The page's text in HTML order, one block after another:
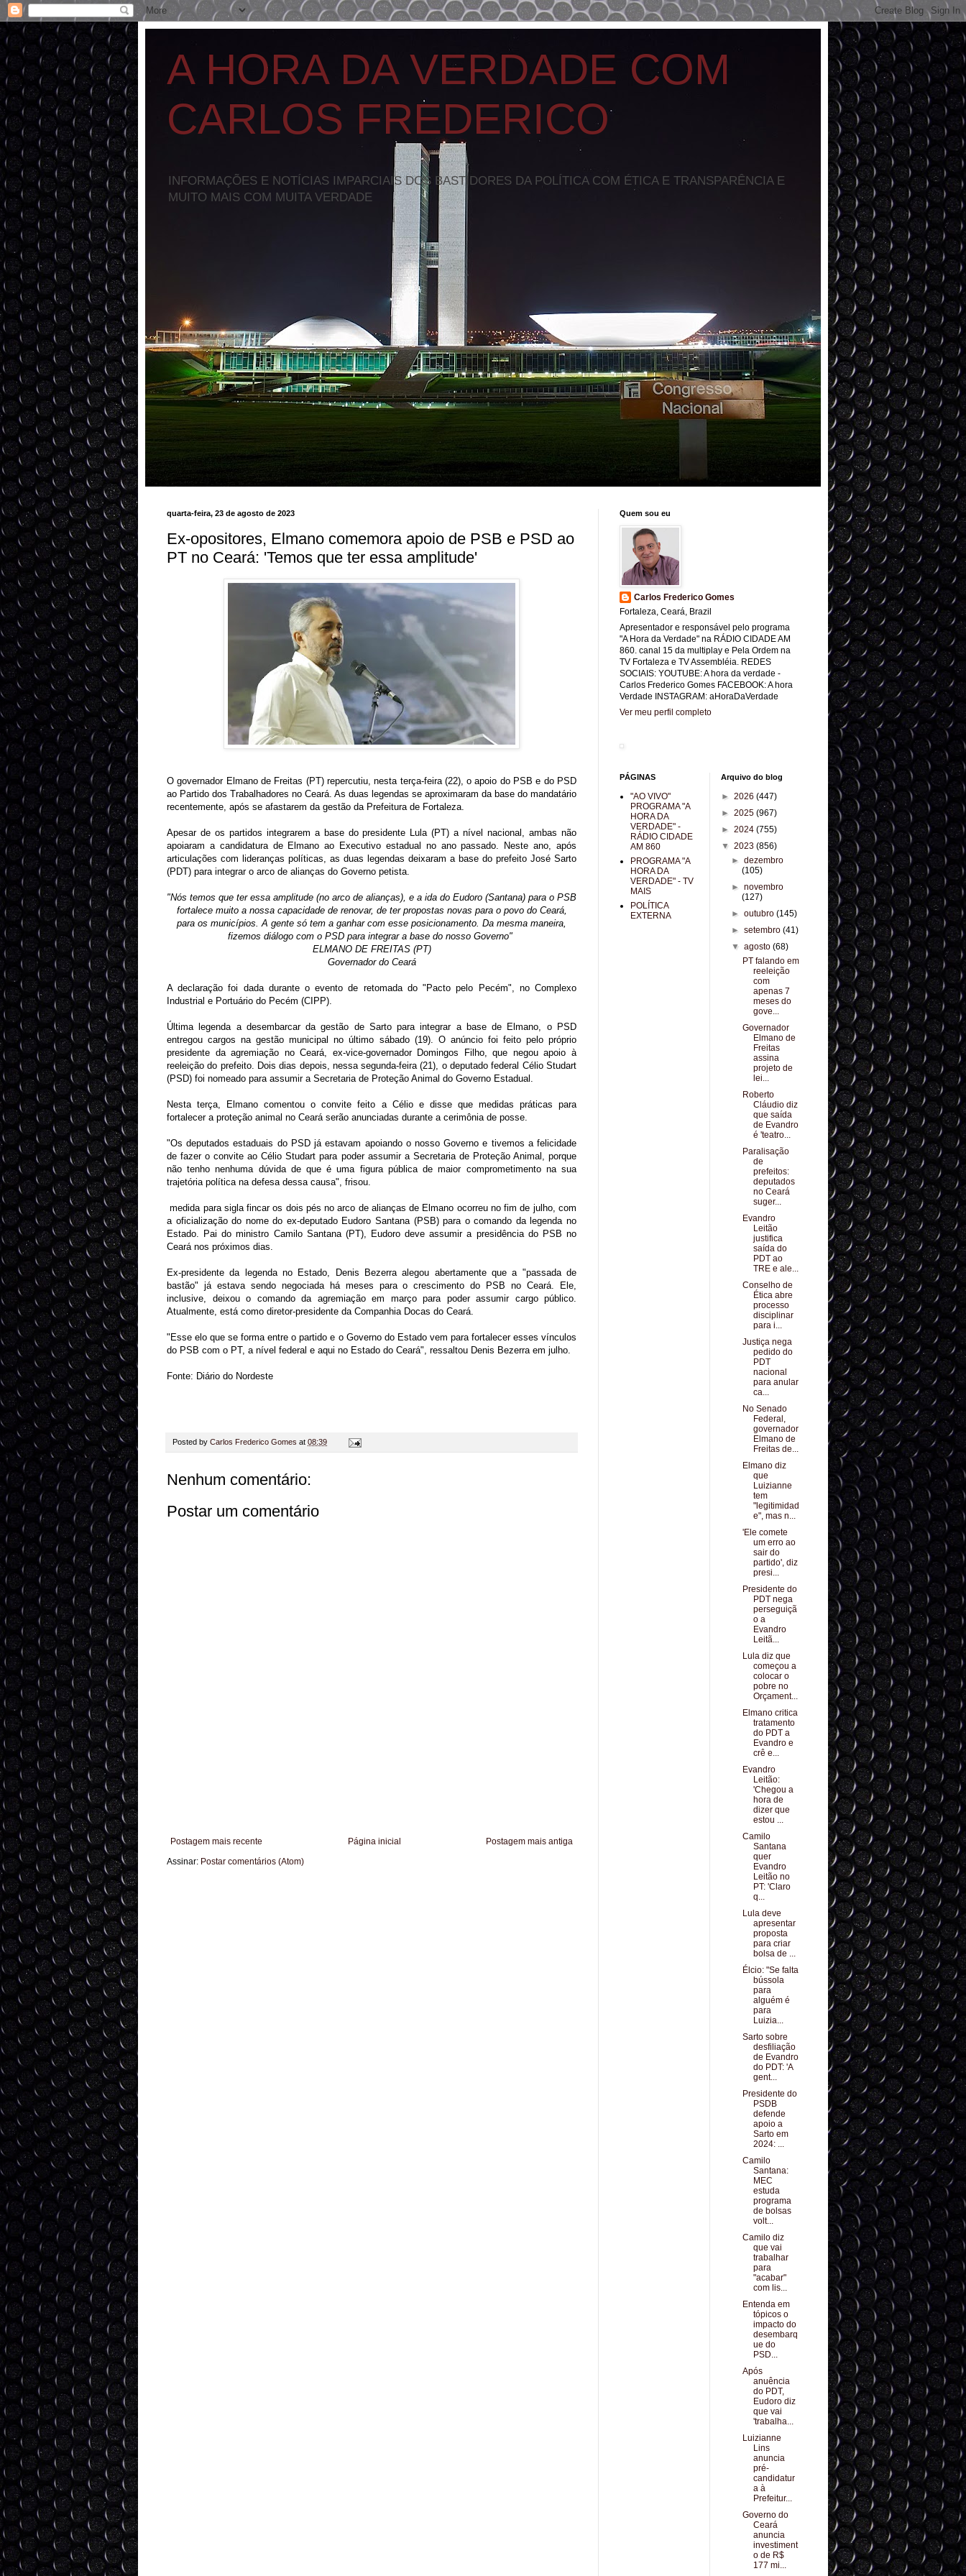
A HORA DA VERDADE COM
CARLOS FREDERICO
INFORMAÇÕES E NOTÍCIAS IMPARCIAIS DOS BASTIDORES DA POLÍTICA COM ÉTICA E TRANSPARÊNCIA E
MUITO MAIS COM MUITA VERDADE
quarta-feira, 23 de agosto de 2023
Ex-opositores, Elmano comemora apoio de PSB e PSD ao
PT no Ceará: 'Temos que ter essa amplitude'
O governador Elmano de Freitas (PT) repercutiu, nesta terça-feira (22), o apoio do PSB e do PSD
ao Partido dos Trabalhadores no Ceará. As duas legendas se aproximaram da base do mandatário
recentemente, após se afastarem da gestão da Prefeitura de Fortaleza.
Apesar de os partidos integrarem a base do presidente Lula (PT) a nível nacional, ambas não
apoiaram a candidatura de Elmano ao Executivo estadual no ano passado. Neste ano, após
articulações com lideranças políticas, as duas legendas deixaram a base do prefeito José Sarto
(PDT) para integrar o arco de alianças do Governo petista.
"Nós temos que ter essa amplitude (no arco de alianças), e a ida do Eudoro (Santana) para o PSB
fortalece muito a nossa capacidade de renovar, de ter propostas novas para o povo do Ceará,
para os municípios. A gente só tem a ganhar com esse posicionamento. Da mesma maneira,
fizemos diálogo com o PSD para integrar a base do nosso Governo"
ELMANO DE FREITAS (PT)
Governador do Ceará
A declaração foi dada durante o evento de retomada do "Pacto pelo Pecém", no Complexo
Industrial e Portuário do Pecém (CIPP).
Última legenda a desembarcar da gestão de Sarto para integrar a base de Elmano, o PSD
entregou cargos na gestão municipal no último sábado (19). O anúncio foi feito pelo próprio
presidente da agremiação no Ceará, ex-vice-governador Domingos Filho, que negou apoio à
reeleição do prefeito. Dois dias depois, nessa segunda-feira (21), o deputado federal Célio Studart
(PSD) foi nomeado para assumir a Secretaria de Proteção Animal do Governo Estadual.
Nesta terça, Elmano comentou o convite feito a Célio e disse que medidas práticas para
fortalecer a proteção animal no Ceará serão anunciadas durante a cerimônia de posse.
"Os deputados estaduais do PSD já estavam apoiando o nosso Governo e tivemos a felicidade
de fazer o convite ao Célio Studart para poder assumir a Secretaria de Proteção Animal, porque
não tenho nenhuma dúvida de que é uma figura pública de maior comprometimento na sua
trajetória política na defesa dessa causa", frisou.
medida para sigla fincar os dois pés no arco de alianças de Elmano ocorreu no fim de julho, com
a oficialização do nome do ex-deputado Eudoro Santana (PSB) para o comando da legenda no
Estado. Pai do ministro Camilo Santana (PT), Eudoro deve assumir a presidência do PSB no
Ceará nos próximos dias.
Ex-presidente da legenda no Estado, Denis Bezerra alegou abertamente que a "passada de
bastão" já estava sendo negociada há meses para o crescimento do PSB no Ceará. Ele,
inclusive, deixou o comando da agremiação em março para poder assumir cargo público.
Atualmente, está como diretor-presidente da Companhia Docas do Ceará.
"Esse elo que se forma entre o partido e o Governo do Estado vem para fortalecer esses vínculos
do PSB com o PT, a nível federal e aqui no Estado do Ceará", ressaltou Denis Bezerra em julho.
Fonte: Diário do Nordeste
Posted by Carlos Frederico Gomes at 08:39
Nenhum comentário:
Postar um comentário
Postagem mais recente Postagem mais antiga
Página inicial
Assinar: Postar comentários (Atom)
Quem sou eu
Carlos Frederico Gomes
Fortaleza, Ceará, Brazil
Apresentador e responsável pelo programa
"A Hora da Verdade" na RÁDIO CIDADE AM
860. canal 15 da multiplay e Pela Ordem na
TV Fortaleza e TV Assembléia. REDES
SOCIAIS: YOUTUBE: A hora da verdade -
Carlos Frederico Gomes FACEBOOK: A hora
Verdade INSTAGRAM: aHoraDaVerdade
Ver meu perfil completo
PÁGINAS
"AO VIVO"
PROGRAMA "A
HORA DA
VERDADE" -
RÁDIO CIDADE
AM 860
PROGRAMA "A
HORA DA
VERDADE" - TV
MAIS
POLÍTICA
EXTERNA
Arquivo do blog
► 2026 (447)
► 2025 (967)
► 2024 (755)
▼ 2023 (856)
►dezembro
(105)
►novembro
(127)
►outubro(145)
►setembro(41)
▼agosto(68)
PT falando em
reeleição
com
apenas 7
meses do
gove...
Governador
Elmano de
Freitas
assina
projeto de
lei...
Roberto
Cláudio diz
que saída
de Evandro
é 'teatro...
Paralisação
de
prefeitos:
deputados
no Ceará
suger...
Evandro
Leitão
justifica
saída do
PDT ao
TRE e ale...
Conselho de
Ética abre
processo
disciplinar
para i...
Justiça nega
pedido do
PDT
nacional
para anular
ca...
No Senado
Federal,
governador
Elmano de
Freitas de...
Elmano diz
que
Luizianne
tem
"legitimidad
e", mas n...
'Ele comete
um erro ao
sair do
partido', diz
presi...
Presidente do
PDT nega
perseguiçã
o a
Evandro
Leitã...
Lula diz que
começou a
colocar o
pobre no
Orçament...
Elmano critica
tratamento
do PDT a
Evandro e
crê e...
Evandro
Leitão:
'Chegou a
hora de
dizer que
estou ...
Camilo
Santana
quer
Evandro
Leitão no
PT: 'Claro
q...
Lula deve
apresentar
proposta
para criar
bolsa de ...
Élcio: "Se falta
bússola
para
alguém é
para
Luizia...
Sarto sobre
desfiliação
de Evandro
do PDT: 'A
gent...
Presidente do
PSDB
defende
apoio a
Sarto em
2024: ...
Camilo
Santana:
MEC
estuda
programa
de bolsas
volt...
Camilo diz
que vai
trabalhar
para
"acabar"
com lis...
Entenda em
tópicos o
impacto do
desembarq
ue do
PSD...
Após
anuência
do PDT,
Eudoro diz
que vai
'trabalha...
Luizianne
Lins
anuncia
pré-
candidatur
a à
Prefeitur...
Governo do
Ceará
anuncia
investiment
o de R$
177 mi...